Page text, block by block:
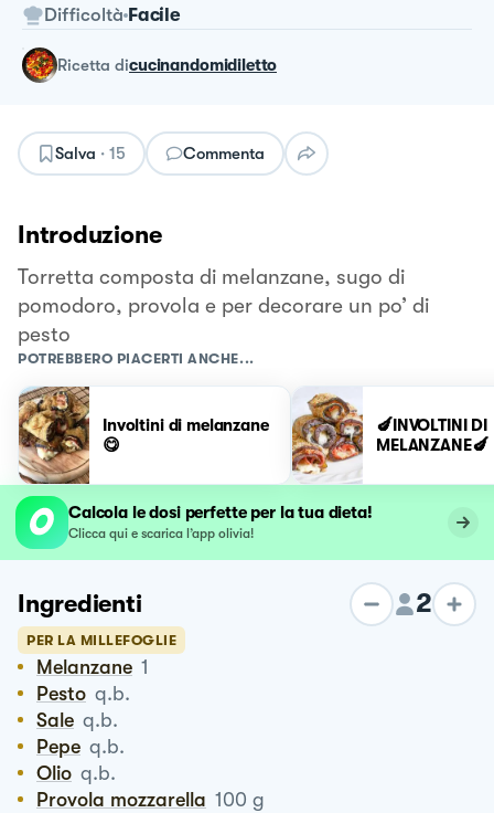
Difficoltà Facile
ricetta dicucinandomidiletto
Salva · 15 Commenta
Introduzione
Torretta composta di melanzane, sugo di
pomodoro, provola e per decorare un po’ di
pesto
POTREBBERO PIACERTI ANCHE...
Involtini di melanzane
😋
🍆INVOLTINI DI
MELANZANE🍆
Calcola le dosi perfette per la tua dieta!
Clicca qui e scarica l’app olivia!
Ingredienti 2
PER LA MILLEFOGLIE
Melanzane 1
Pesto q.b.
Sale q.b.
Pepe q.b.
Olio q.b.
Provola mozzarella 100 g